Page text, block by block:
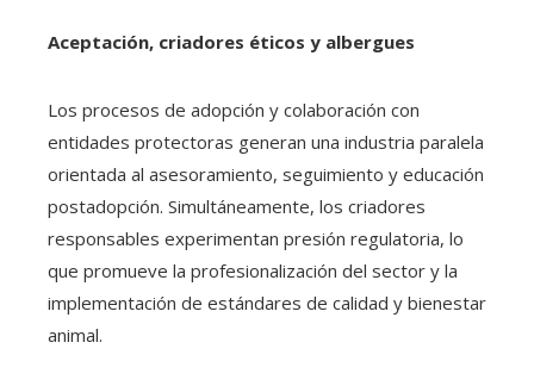
Aceptación, criadores éticos y albergues
Los procesos de adopción y colaboración con
entidades protectoras generan una industria paralela
orientada al asesoramiento, seguimiento y educación
postadopción. Simultáneamente, los criadores
responsables experimentan presión regulatoria, lo
que promueve la profesionalización del sector y la
implementación de estándares de calidad y bienestar
animal.